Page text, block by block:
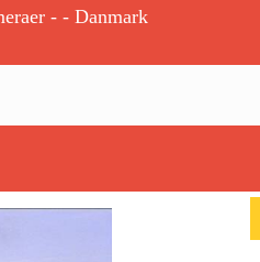
- - Danmark